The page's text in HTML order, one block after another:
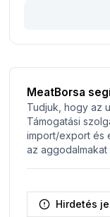
MeatBorsa
Tudjuk, hogy az
Támogatási
import/export és
az
Hirdetés